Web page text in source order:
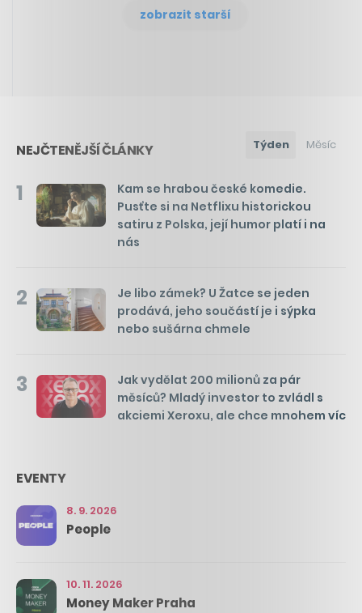
zobrazit starší
NEJČTENĚJŠÍ ČLÁNKY Týden Měsíc
1
Kam se hrabou české komedie.
Pusťte si na Netflixu historickou
satiru z Polska, její humor platí i na
nás
2
Je libo zámek? U Žatce se jeden
prodává, jeho součástí je i sýpka
nebo sušárna chmele
3
Jak vydělat 200 milionů za pár
měsíců? Mladý investor to zvládl s
akciemi Xeroxu, ale chce mnohem víc
EVENTY
8. 9. 2026
People
10. 11. 2026
Money Maker Praha